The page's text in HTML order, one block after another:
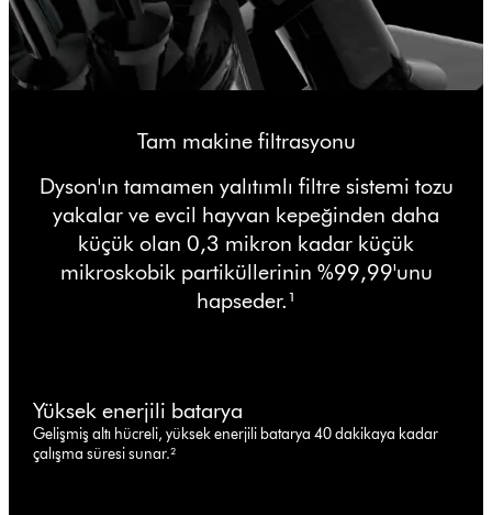
Tam makine filtrasyonu
Dyson'ın tamamen yalıtımlı filtre sistemi tozu
yakalar ve evcil hayvan kepeğinden daha
küçük olan 0,3 mikron kadar küçük
mikroskobik partiküllerinin %99,99'unu
hapseder.¹
Yüksek enerjili batarya
Gelişmiş altı hücreli, yüksek enerjili batarya 40 dakikaya kadar
çalışma süresi sunar.²